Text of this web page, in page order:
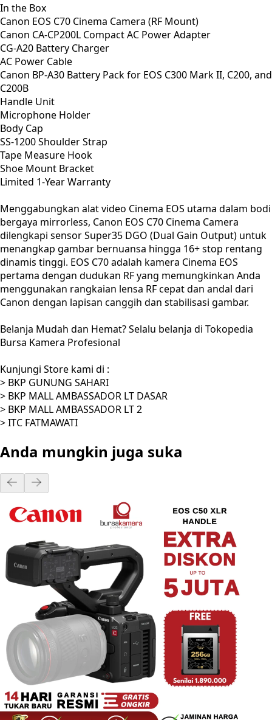
In the Box
Canon EOS C70 Cinema Camera (RF Mount)
Canon CA-CP200L Compact AC Power Adapter
CG-A20 Battery Charger
AC Power Cable
Canon BP-A30 Battery Pack for EOS C300 Mark II, C200, and
C200B
Handle Unit
Microphone Holder
Body Cap
SS-1200 Shoulder Strap
Tape Measure Hook
Shoe Mount Bracket
Limited 1-Year Warranty
Menggabungkan alat video Cinema EOS utama dalam bodi
bergaya mirrorless, Canon EOS C70 Cinema Camera
dilengkapi sensor Super35 DGO (Dual Gain Output) untuk
menangkap gambar bernuansa hingga 16+ stop rentang
dinamis tinggi. EOS C70 adalah kamera Cinema EOS
pertama dengan dudukan RF yang memungkinkan Anda
menggunakan rangkaian lensa RF cepat dan andal dari
Canon dengan lapisan canggih dan stabilisasi gambar.
Belanja Mudah dan Hemat? Selalu belanja di Tokopedia
Bursa Kamera Profesional
Kunjungi Store kami di :
> BKP GUNUNG SAHARI
> BKP MALL AMBASSADOR LT DASAR
> BKP MALL AMBASSADOR LT 2
> ITC FATMAWATI
Anda mungkin juga suka